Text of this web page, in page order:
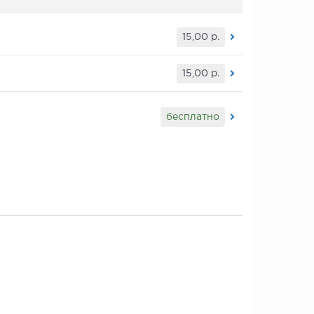
15,00 р.
15,00 р.
бесплатно